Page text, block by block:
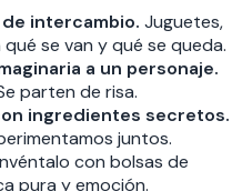
intercambio. Juguetes,
se van y qué se queda.
a un personaje.
parten de risa.
ingredientes secretos.
juntos.
con bolsas de
pura y emoción.